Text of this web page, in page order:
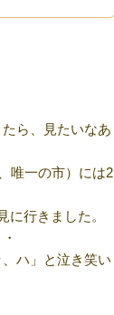
ら、見たいなあ
唯一の市）には2
行きました。
ハ」と泣き笑い